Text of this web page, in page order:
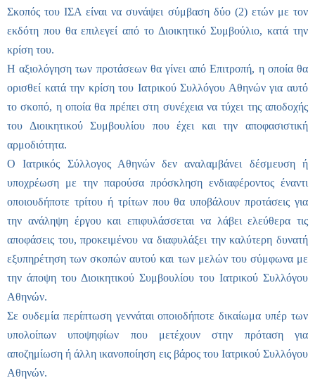
Σκοπός του ΙΣΑ είναι να συνάψει σύμβαση δύο (2) ετών με τον
εκδότη που θα επιλεγεί από το Διοικητικό Συμβούλιο, κατά την
κρίση του.
Η αξιολόγηση των προτάσεων θα γίνει από Επιτροπή, η οποία θα
ορισθεί κατά την κρίση του Ιατρικού Συλλόγου Αθηνών για αυτό
το σκοπό, η οποία θα πρέπει στη συνέχεια να τύχει της αποδοχής
του Διοικητικού Συμβουλίου που έχει και την αποφασιστική
αρμοδιότητα.
Ο Ιατρικός Σύλλογος Αθηνών δεν αναλαμβάνει δέσμευση ή
υποχρέωση με την παρούσα πρόσκληση ενδιαφέροντος έναντι
οποιουδήποτε τρίτου ή τρίτων που θα υποβάλουν προτάσεις για
την ανάληψη έργου και επιφυλάσσεται να λάβει ελεύθερα τις
αποφάσεις του, προκειμένου να διαφυλάξει την καλύτερη δυνατή
εξυπηρέτηση των σκοπών αυτού και των μελών του σύμφωνα με
την άποψη του Διοικητικού Συμβουλίου του Ιατρικού Συλλόγου
Αθηνών.
Σε ουδεμία περίπτωση γεννάται οποιοδήποτε δικαίωμα υπέρ των
υπολοίπων υποψηφίων που μετέχουν στην πρόταση για
αποζημίωση ή άλλη ικανοποίηση εις βάρος του Ιατρικού Συλλόγου
Αθηνών.